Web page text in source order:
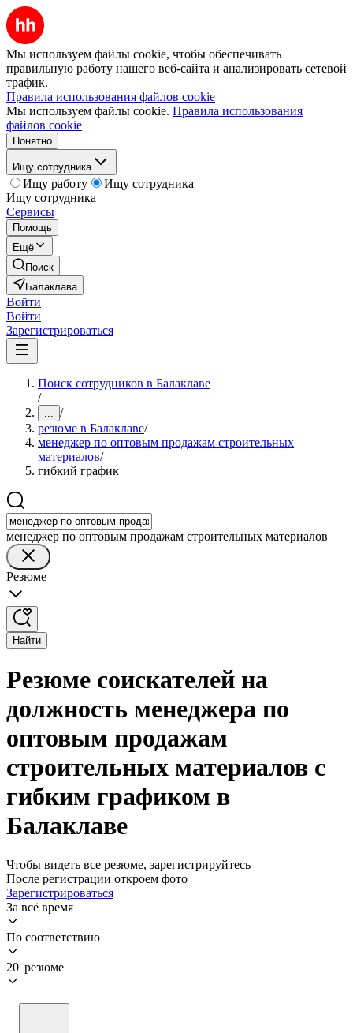
Мы используем файлы cookie, чтобы обеспечивать
правильную работу нашего веб-сайта и анализировать сетевой
трафик.
Правила использования файлов cookie
Мы используем файлы cookie. Правила использования
файлов cookie
Понятно
Ищу сотрудника
Ищу работу
Ищу сотрудника
Ищу сотрудника
Сервисы
Помощь
Ещё
Поиск
Балаклава
Войти
Войти
Зарегистрироваться
Поиск сотрудников в Балаклаве
/
... /
резюме в Балаклаве/
менеджер по оптовым продажам строительных
материалов/
гибкий график
менеджер по оптовым продажам строительных материалов
Резюме
Найти
Резюме соискателей на
должность менеджера по
оптовым продажам
строительных материалов с
гибким графиком в
Балаклаве
Чтобы видеть все резюме, зарегистрируйтесь
После регистрации откроем фото
Зарегистрироваться
За всё время
По соответствию
20 резюме